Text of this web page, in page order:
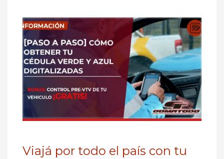
Viajá por todo el país con tu